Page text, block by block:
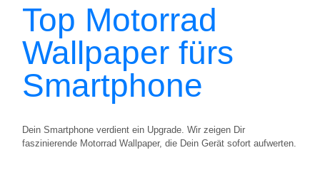
Top Motorrad
Wallpaper fürs
Smartphone
Dein Smartphone verdient ein Upgrade. Wir zeigen Dir
faszinierende Motorrad Wallpaper, die Dein Gerät sofort aufwerten.